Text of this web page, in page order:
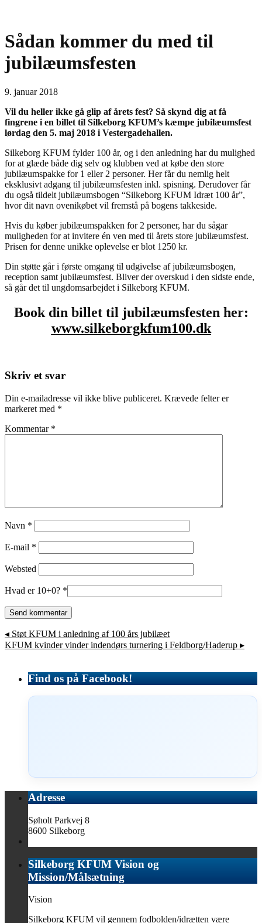
Sådan kommer du med til
jubilæumsfesten
9. januar 2018
Vil du heller ikke gå glip af årets fest? Så skynd dig at få
fingrene i en billet til Silkeborg KFUM’s kæmpe jubilæumsfest
lørdag den 5. maj 2018 i Vestergadehallen.
Silkeborg KFUM fylder 100 år, og i den anledning har du mulighed
for at glæde både dig selv og klubben ved at købe den store
jubilæumspakke for 1 eller 2 personer. Her får du nemlig helt
eksklusivt adgang til jubilæumsfesten inkl. spisning. Derudover får
du også tildelt jubilæumsbogen “Silkeborg KFUM Idræt 100 år”,
hvor dit navn ovenikøbet vil fremstå på bogens takkeside.
Hvis du køber jubilæumspakken for 2 personer, har du sågar
muligheden for at invitere én ven med til årets store jubilæumsfest.
Prisen for denne unikke oplevelse er blot 1250 kr.
Din støtte går i første omgang til udgivelse af jubilæumsbogen,
reception samt jubilæumsfest. Bliver der overskud i den sidste ende,
så går det til ungdomsarbejdet i Silkeborg KFUM.
Book din billet til jubilæumsfesten her:
www.silkeborgkfum100.dk
Skriv et svar
Din e-mailadresse vil ikke blive publiceret. Krævede felter er
markeret med *
Kommentar *
Navn *
E-mail *
Websted
Hvad er 10+0? *
◂ Støt KFUM i anledning af 100 års jubilæet
KFUM kvinder vinder indendørs turnering i Feldborg/Haderup ▸
Find os på Facebook!
Adresse
Søholt Parkvej 8
8600 Silkeborg
Silkeborg KFUM Vision og
Mission/Målsætning
Vision
Silkeborg KFUM vil gennem fodbolden/idrætten være